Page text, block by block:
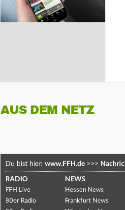
AUS DEM NETZ
Du bist hier: www.FFH.de >>>
RADIO
FFH Live
80er Radio
NEWS
Hessen News
Frankfurt News